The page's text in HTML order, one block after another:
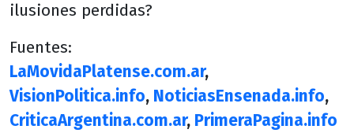
ilusiones perdidas?
Fuentes:
LaMovidaPlatense.com.ar,
VisionPolitica.info, NoticiasEnsenada.info,
CriticaArgentina.com.ar, PrimeraPagina.info